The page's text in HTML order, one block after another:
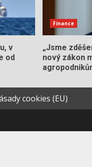
v
od
Finance
„Jsme
nový zákon
cookies (EU)